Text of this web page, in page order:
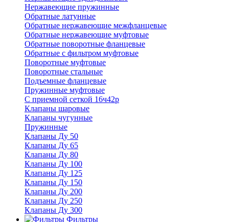
Нержавеющие пружинные
Обратные латунные
Обратные нержавеющие межфланцевые
Обратные нержавеющие муфтовые
Обратные поворотные фланцевые
Обратные с фильтром муфтовые
Поворотные муфтовые
Поворотные стальные
Подъемные фланцевые
Пружинные муфтовые
С приемной сеткой 16ч42р
Клапаны шаровые
Клапаны чугунные
Пружинные
Клапаны Ду 50
Клапаны Ду 65
Клапаны Ду 80
Клапаны Ду 100
Клапаны Ду 125
Клапаны Ду 150
Клапаны Ду 200
Клапаны Ду 250
Клапаны Ду 300
Фильтры